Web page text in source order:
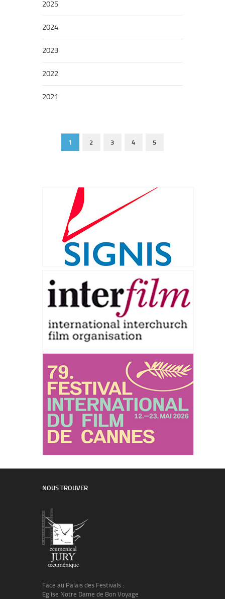
2025
2024
2023
2022
2021
1 2 3 4 5
NOUS TROUVER
Face au Palais des Festivals :
Eglise Notre Dame de Bon Voyage